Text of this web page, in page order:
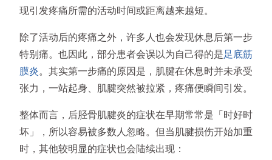
现引发疼痛所需的活动时间或距离越来越短。
除了活动后的疼痛之外，许多人也会发现休息后第一步
特别痛。也因此，部分患者会误以为自己得的是足底筋
膜炎。其实第一步痛的原因是，肌腱在休息时并未承受
张力，一站起身、肌腱突然被拉紧，疼痛便瞬间引发。
整体而言，后胫骨肌腱炎的症状在早期常常是「时好时
坏」，所以容易被多数人忽略。但当肌腱损伤开始加重
时，其他较明显的症状也会陆续出现：